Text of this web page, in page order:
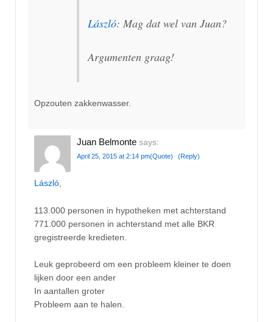
László: Mag dat wel van Juan?
Argumenten graag!
Opzouten zakkenwasser.
Juan Belmonte says:
April 25, 2015 at 2:14 pm(Quote) (Reply)
László,
113.000 personen in hypotheken met achterstand
771.000 personen in achterstand met alle BKR
gregistreerde kredieten.
Leuk geprobeerd om een probleem kleiner te doen
lijken door een ander
In aantallen groter
Probleem aan te halen.